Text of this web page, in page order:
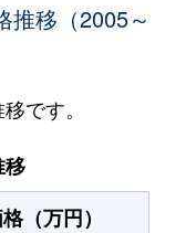
川
川
川
推移（2005～
です。
移
（万円）